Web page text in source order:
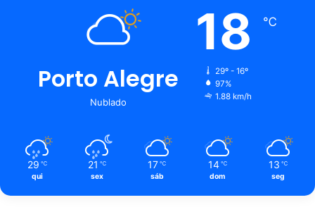
Porto Alegre
Nublado
18 ℃
29º - 16º
97%
1.88 km/h
29 ℃
qui
21 ℃
sex
17 ℃
sáb
14 ℃
dom
13 ℃
seg